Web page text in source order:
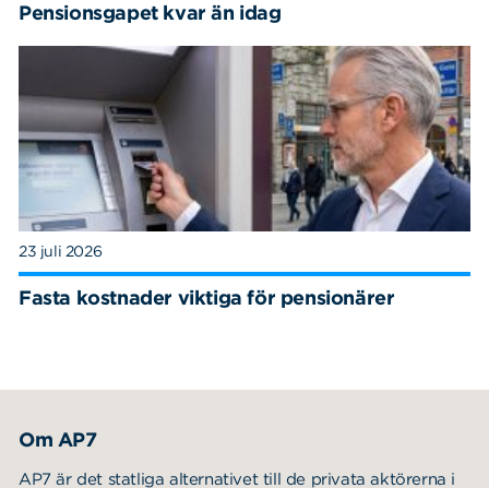
Pensionsgapet kvar än idag
23 juli 2026
Fasta kostnader viktiga för pensionärer
Om AP7
AP7 är det statliga alternativet till de privata aktörerna i